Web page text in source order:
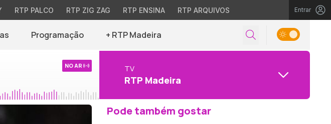
RTP PALCO RTP ZIG ZAG RTP ENSINA RTP ARQUIVOS Entrar
Programação + RTP Madeira
NO AR TV
RTP Madeira
Pode também gostar